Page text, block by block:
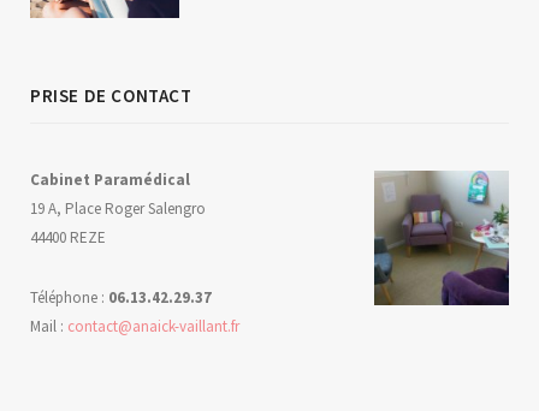
PRISE DE CONTACT
Cabinet Paramédical
19 A, Place Roger Salengro
44400 REZE
Téléphone : 06.13.42.29.37
Mail : contact@anaick-vaillant.fr